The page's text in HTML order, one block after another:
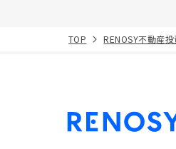
TOP RENOSY不動産投